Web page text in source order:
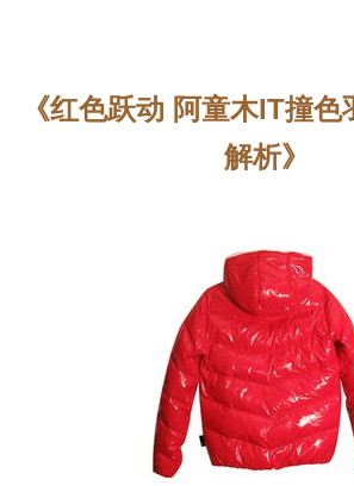
《红色跃动 阿童木IT撞
解析》